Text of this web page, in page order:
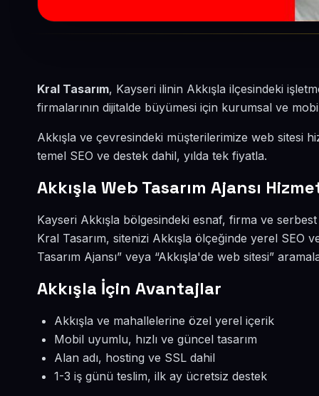
Kral Tasarım, Kayseri ilinin Akkışla ilçesindeki
firmalarının dijitalde büyümesi için kurumsal ve
Akkışla ve çevresindeki müşterilerimize web sitesi
temel SEO ve destek dahil, yılda tek fiyatla.
Akkışla Web Tasarım Ajansı
Kayseri Akkışla bölgesindeki esnaf, firma ve
Kral Tasarım, sitenizi Akkışla ölçeğinde yerel SEO
Tasarım Ajansı” veya “Akkışla'de web sitesi”
Akkışla İçin Avantajlar
Akkışla ve mahallelerine özel yerel içerik
Mobil uyumlu, hızlı ve güncel tasarım
Alan adı, hosting ve SSL dahil
1-3 iş günü teslim, ilk ay ücretsiz destek